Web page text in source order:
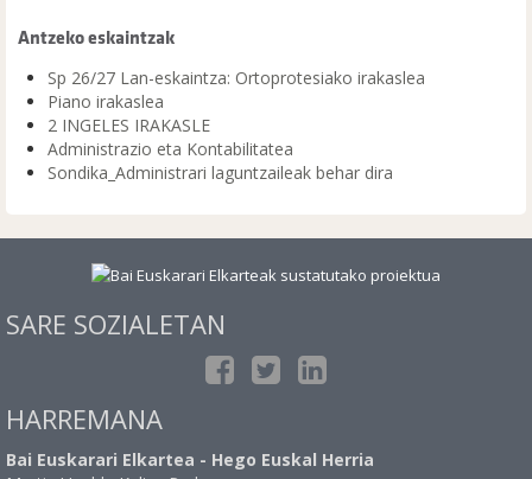
Antzeko eskaintzak
Sp 26/27 Lan-eskaintza: Ortoprotesiako irakaslea
Piano irakaslea
2 INGELES IRAKASLE
Administrazio eta Kontabilitatea
Sondika_Administrari laguntzaileak behar dira
SARE SOZIALETAN
HARREMANA
Bai Euskarari Elkartea - Hego Euskal Herria